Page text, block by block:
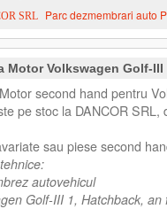
SRL Parc dezmembrari auto
Motor Volkswagen Golf-III
second hand pentru
pe stoc la DANCOR
sau piese second
autovehicul
Golf-III 1, Hatchback,